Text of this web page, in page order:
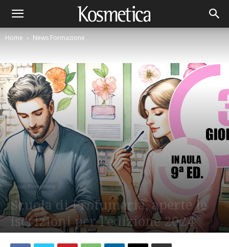
Home News Formazione
News Formazione
Scuola di Profumeria, aperte le
iscrizioni per l’edizione 2024